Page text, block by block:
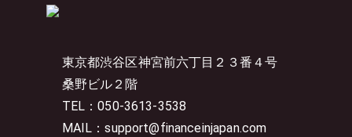
東京都渋谷区神宮前六丁目２３番４号
桑野ビル２階
TEL：050-3613-3538
MAIL：support@financeinjapan.com